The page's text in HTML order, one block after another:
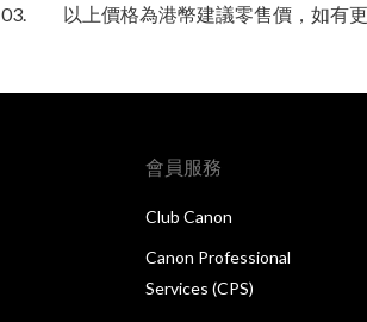
03. 以上價格為港幣建議零售價，如有
會員服務
Club Canon
Canon Professional
Services (CPS)